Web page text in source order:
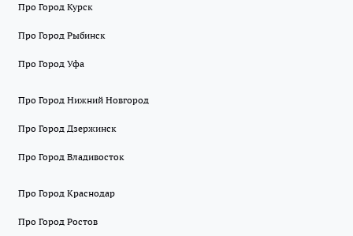
Про Город Курск
Про Город Рыбинск
Про Город Уфа
Про Город Нижний Новгород
Про Город Дзержинск
Про Город Владивосток
Про Город Краснодар
Про Город Ростов